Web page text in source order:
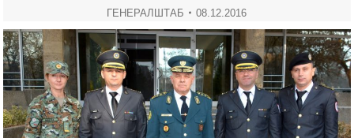
ГЕНЕРАЛШТАБ 08.12.2016